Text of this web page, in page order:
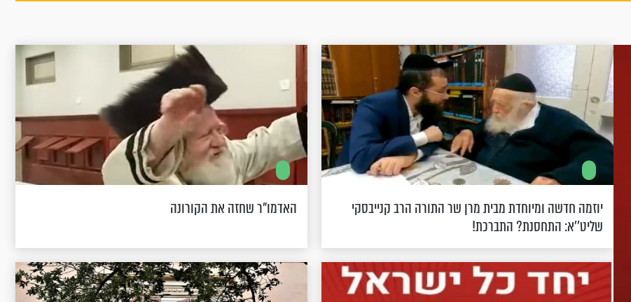
יוזמה חדשה ומיוחדת מבית מרן שר התורה הרב קנייבסקי
שליט’’א: התחסנת? התברכת!
האדמו"ר שחזה את הקורונה